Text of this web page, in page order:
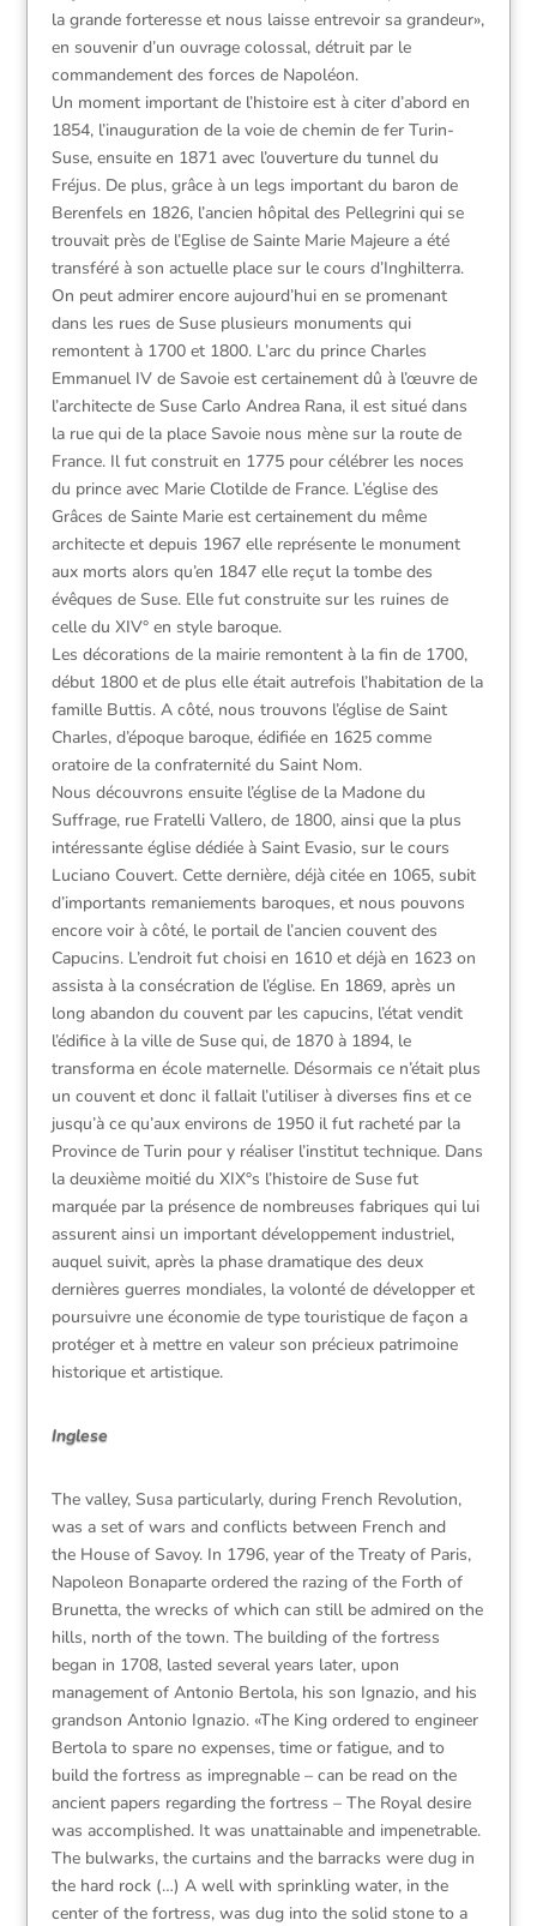
la grande forteresse et nous laisse entrevoir sa grandeur»,
en souvenir d’un ouvrage colossal, détruit par le
commandement des forces de Napoléon.
Un moment important de l’histoire est à citer d’abord en
1854, l’inauguration de la voie de chemin de fer Turin-
Suse, ensuite en 1871 avec l’ouverture du tunnel du
Fréjus. De plus, grâce à un legs important du baron de
Berenfels en 1826, l’ancien hôpital des Pellegrini qui se
trouvait près de l’Eglise de Sainte Marie Majeure a été
transféré à son actuelle place sur le cours d’Inghilterra.
On peut admirer encore aujourd’hui en se promenant
dans les rues de Suse plusieurs monuments qui
remontent à 1700 et 1800. L’arc du prince Charles
Emmanuel IV de Savoie est certainement dû à l’œuvre de
l’architecte de Suse Carlo Andrea Rana, il est situé dans
la rue qui de la place Savoie nous mène sur la route de
France. Il fut construit en 1775 pour célébrer les noces
du prince avec Marie Clotilde de France. L’église des
Grâces de Sainte Marie est certainement du même
architecte et depuis 1967 elle représente le monument
aux morts alors qu’en 1847 elle reçut la tombe des
évêques de Suse. Elle fut construite sur les ruines de
celle du XIV° en style baroque.
Les décorations de la mairie remontent à la fin de 1700,
début 1800 et de plus elle était autrefois l’habitation de la
famille Buttis. A côté, nous trouvons l’église de Saint
Charles, d’époque baroque, édifiée en 1625 comme
oratoire de la confraternité du Saint Nom.
Nous découvrons ensuite l’église de la Madone du
Suffrage, rue Fratelli Vallero, de 1800, ainsi que la plus
intéressante église dédiée à Saint Evasio, sur le cours
Luciano Couvert. Cette dernière, déjà citée en 1065, subit
d’importants remaniements baroques, et nous pouvons
encore voir à côté, le portail de l’ancien couvent des
Capucins. L’endroit fut choisi en 1610 et déjà en 1623 on
assista à la consécration de l’église. En 1869, après un
long abandon du couvent par les capucins, l’état vendit
l’édifice à la ville de Suse qui, de 1870 à 1894, le
transforma en école maternelle. Désormais ce n’était plus
un couvent et donc il fallait l’utiliser à diverses fins et ce
jusqu’à ce qu’aux environs de 1950 il fut racheté par la
Province de Turin pour y réaliser l’institut technique. Dans
la deuxième moitié du XIX°s l’histoire de Suse fut
marquée par la présence de nombreuses fabriques qui lui
assurent ainsi un important développement industriel,
auquel suivit, après la phase dramatique des deux
dernières guerres mondiales, la volonté de développer et
poursuivre une économie de type touristique de façon a
protéger et à mettre en valeur son précieux patrimoine
historique et artistique.
Inglese
The valley, Susa particularly, during French Revolution,
was a set of wars and conflicts between French and
the House of Savoy. In 1796, year of the Treaty of Paris,
Napoleon Bonaparte ordered the razing of the Forth of
Brunetta, the wrecks of which can still be admired on the
hills, north of the town. The building of the fortress
began in 1708, lasted several years later, upon
management of Antonio Bertola, his son Ignazio, and his
grandson Antonio Ignazio. «The King ordered to engineer
Bertola to spare no expenses, time or fatigue, and to
build the fortress as impregnable – can be read on the
ancient papers regarding the fortress – The Royal desire
was accomplished. It was unattainable and impenetrable.
The bulwarks, the curtains and the barracks were dug in
the hard rock (…) A well with sprinkling water, in the
center of the fortress, was dug into the solid stone to a